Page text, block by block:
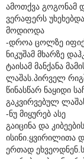
ამოთქვა გოგონამ
ვერაფერს
მოდიოდა
-დროა ცოლზე
ნიკუშამ მხარზე
ტაისამ მანქანა
ლაშას.პირველ
წინასწარ ნაყიდი
გაკვირვებულ
-ნუ მიყურებ ასე
გაიცინა და
ისინი.ყვირილითა
ერთად